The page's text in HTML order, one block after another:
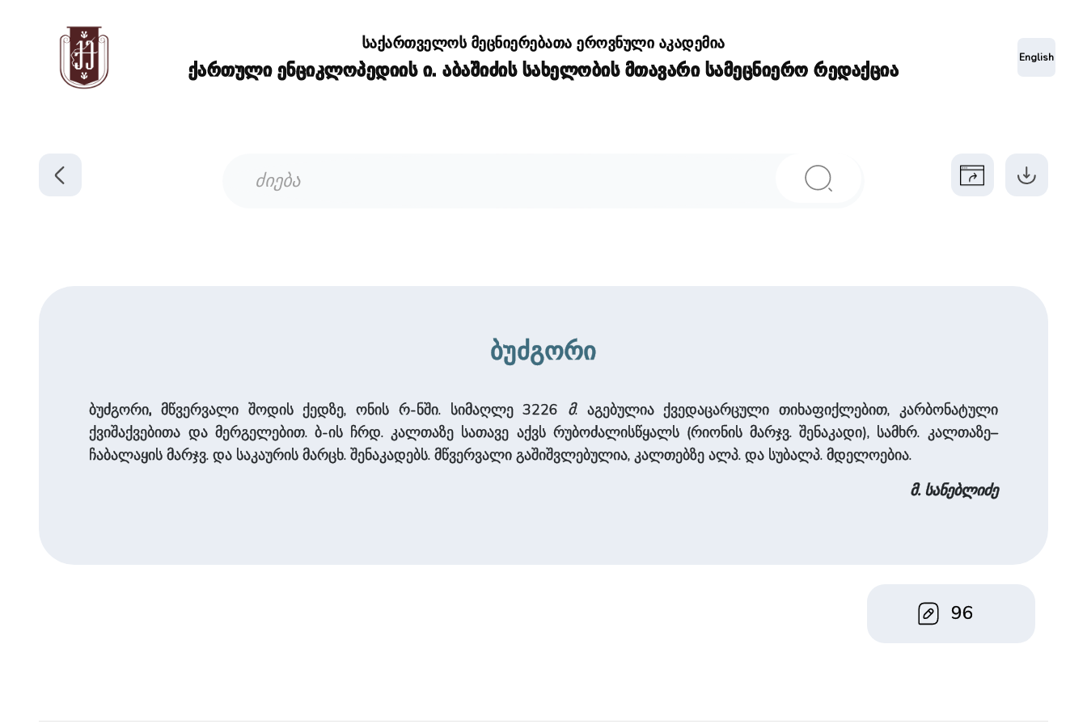
საქართველოს მეცნიერებათა ეროვნული აკადემია
ქართული ენციკლოპედიის ი. აბაშიძის სახელობის მთავარი სამეცნიერო რედაქცია
English
ბუძგორი
ბუძგორი,მწვერვალი შოდის ქედზე, ონის რ-ნში. სიმაღლე 3226 მ. აგებულია ქვედაცარცული თიხაფიქლებით, კარბონატული
ქვიშაქვებითა და მერგელებით. ბ-ის ჩრდ. კალთაზე სათავე აქვს რუბოძალისწყალს (რიონის მარჯვ. შენაკადი), სამხრ. კალთაზე–
ჩაბალაყის მარჯვ. და საკაურის მარცხ. შენაკადებს. მწვერვალი გაშიშვლებულია, კალთებზე ალპ. და სუბალპ. მდელოებია.
მ. სანებლიძე
96